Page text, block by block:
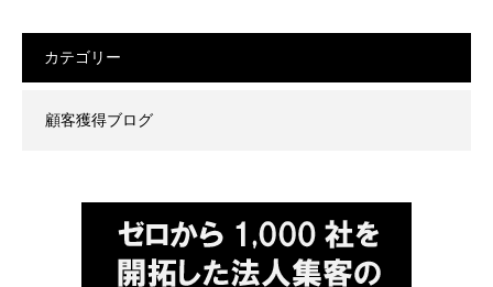
カテゴリー
顧客獲得ブログ